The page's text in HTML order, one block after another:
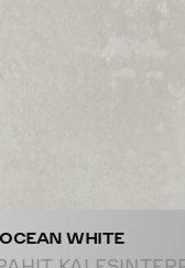
OCEAN WHITE